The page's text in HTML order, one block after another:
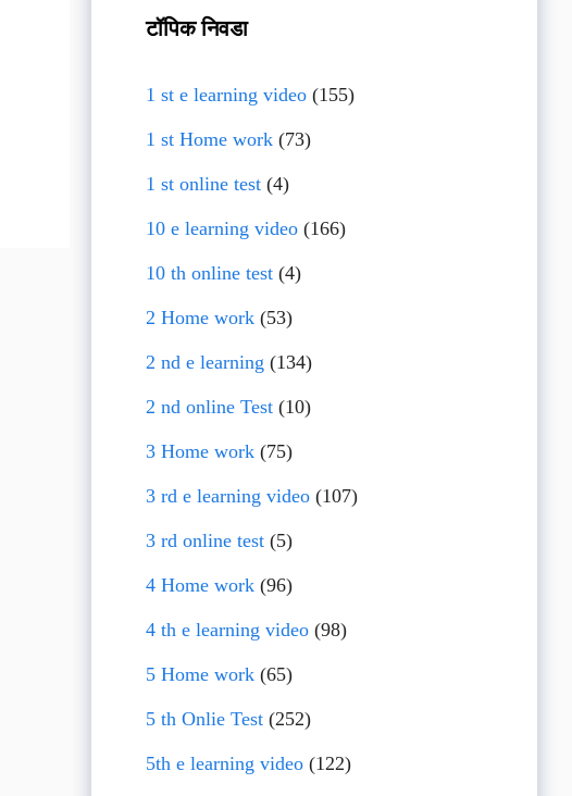
टॉपिक निवडा
1 st e learning video(155)
1 st Home work(73)
1 st online test(4)
10 e learning video(166)
10 th online test(4)
2 Home work(53)
2 nd e learning (134)
2 nd online Test(10)
3 Home work(75)
3 rd e learning video(107)
3 rd online test(5)
4 Home work(96)
4 th e learning video(98)
5 Home work(65)
5 th Onlie Test(252)
5th e learning video(122)